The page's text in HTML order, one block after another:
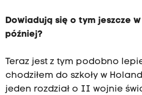
Dowiadują się o tym jeszcze
później?
Teraz jest z tym podobno
chodziłem do szkoły w
jeden rozdział o II wojnie